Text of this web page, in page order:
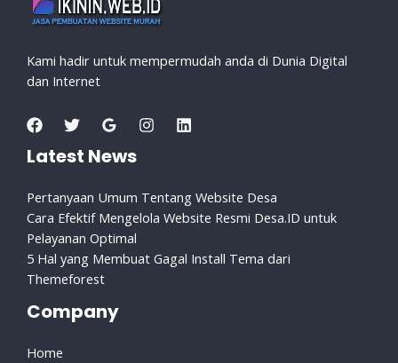
Kami hadir untuk mempermudah anda di Dunia Digital
dan Internet
Latest News
Pertanyaan Umum Tentang Website Desa
Cara Efektif Mengelola Website Resmi Desa.ID untuk
Pelayanan Optimal
5 Hal yang Membuat Gagal Install Tema dari
Themeforest
Company
Home